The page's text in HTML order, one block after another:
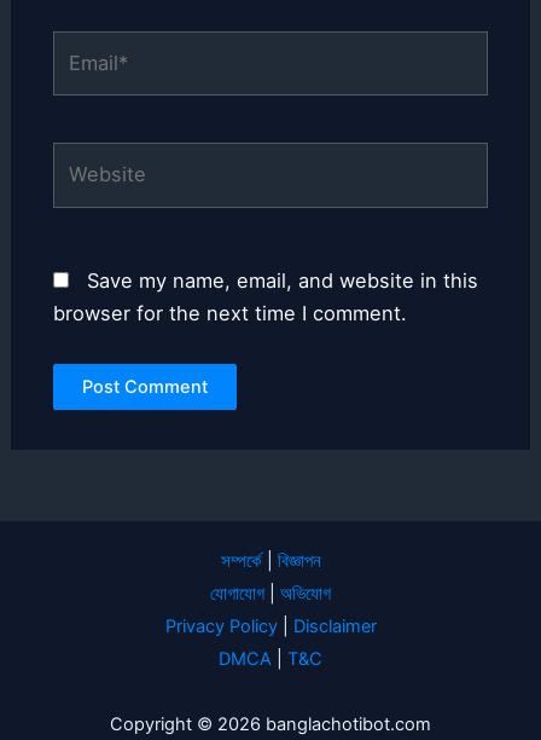
Save my name, email, and website in this
browser for the next time I comment.
সম্পর্কে| বিজ্ঞাপন
যোগাযোগ
অভিযোগ
Privacy Policy| Disclaimer
DMCA
T&C
Copyright © 2026 banglachotibot.com